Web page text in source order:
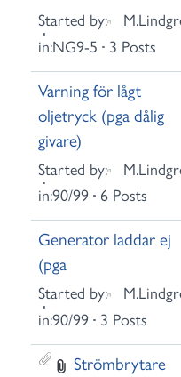
Started by:
in:NG9-5 3 Posts
Varning för lågt
oljetryck (pga dålig
givare)
Started by:
in:90/99 6 Posts
Generator laddar ej
(pga
Started by:
in:90/99 3 Posts
Strömbrytare